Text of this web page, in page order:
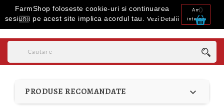

0
PRODUSE RECOMANDATE 
FarmShop foloseste cookie-uri si continuarea
sesiunii pe acest site implica acordul tau. Vezi Detalii
Am
inteles